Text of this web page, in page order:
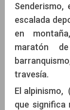
Senderismo,
escalada
en
maratón
travesía.
El alpinismo,
que significa